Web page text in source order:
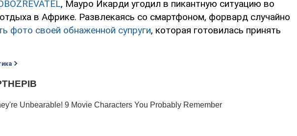
, Мауро Икарди угодил в пикантную ситуацию во
в Африке. Развлекаясь со смартфоном, форвард случайно
фото своей обнаженной супруги, которая готовилась принять